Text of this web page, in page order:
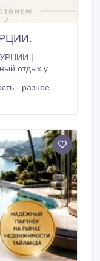
|
Авсаллар
отдыха,
жизни и
в
районов
рядом.
- разное